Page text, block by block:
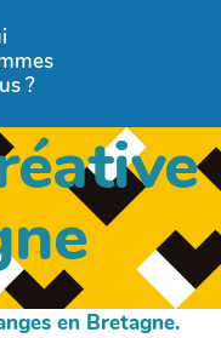
?
en Bretagne.